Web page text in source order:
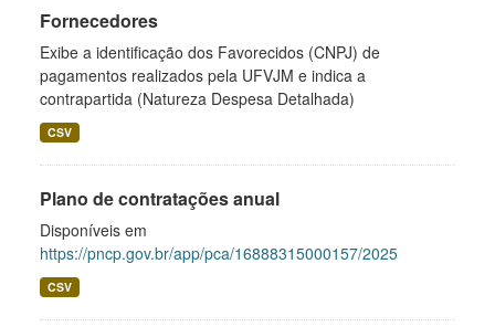
Fornecedores
Exibe a identificação dos Favorecidos (CNPJ) de
pagamentos realizados pela UFVJM e indica a
contrapartida (Natureza Despesa Detalhada)
CSV
Plano de contratações anual
Disponíveis em
https://pncp.gov.br/app/pca/16888315000157/2025
CSV